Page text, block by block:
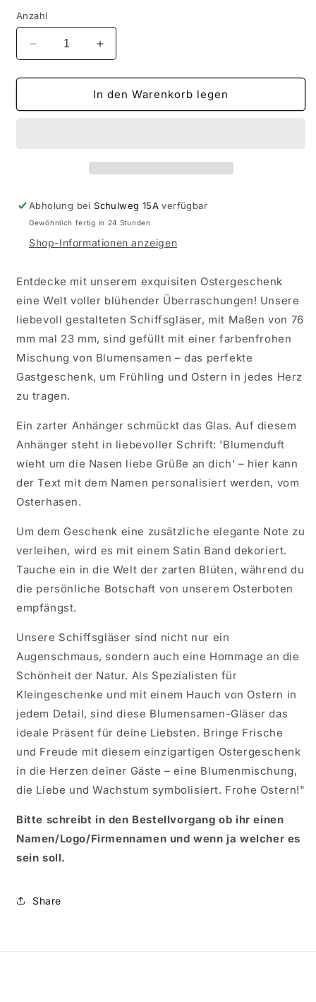
Anzahl
Verringere
die
Menge
Schiffsgläschen
Spruch
Erhöhe
die
Menge
für
Schiffsgläschen
Spruch
In den Warenkorb legen
Abholung beiSchulweg 15A verfügbar
Gewöhnlich fertig in 24 Stunden
Shop-Informationen anzeigen
Entdecke mit unserem exquisiten Ostergeschenk
eine Welt voller blühender Überraschungen! Unsere
liebevoll gestalteten Schiffsgläser, mit Maßen von 76
mm mal 23 mm, sind gefüllt mit einer farbenfrohen
Mischung von Blumensamen – das perfekte
Gastgeschenk, um Frühling und Ostern in jedes Herz
zu tragen.
Ein zarter Anhänger schmückt das Glas. Auf diesem
Anhänger steht in liebevoller Schrift: 'Blumenduft
wieht um die Nasen liebe Grüße an dich' – hier kann
der Text mit dem Namen personalisiert werden, vom
Osterhasen.
Um dem Geschenk eine zusätzliche elegante Note zu
verleihen, wird es mit einem Satin Band dekoriert.
Tauche ein in die Welt der zarten Blüten, während du
die persönliche Botschaft von unserem Osterboten
empfängst.
Unsere Schiffsgläser sind nicht nur ein
Augenschmaus, sondern auch eine Hommage an die
Schönheit der Natur. Als Spezialisten für
Kleingeschenke und mit einem Hauch von Ostern in
jedem Detail, sind diese Blumensamen-Gläser das
ideale Präsent für deine Liebsten. Bringe Frische
und Freude mit diesem einzigartigen Ostergeschenk
in die Herzen deiner Gäste – eine Blumenmischung,
die Liebe und Wachstum symbolisiert. Frohe Ostern!"
Bitte schreibt in den Bestellvorgang ob ihr einen
Namen/Logo/Firmennamen und wenn ja welcher es
sein soll.
Share